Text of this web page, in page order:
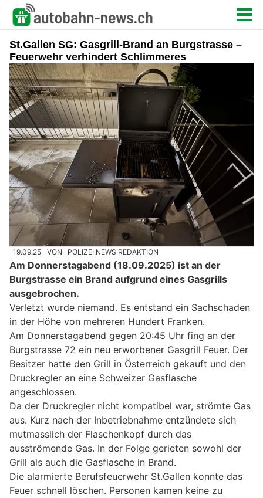
St.Gallen SG: Gasgrill-Brand an Burgstrasse –
Feuerwehr verhindert Schlimmeres
19.09.25 VON POLIZEI.NEWS REDAKTION
Am Donnerstagabend (18.09.2025) ist an der
Burgstrasse ein Brand aufgrund eines Gasgrills
ausgebrochen.
Verletzt wurde niemand. Es entstand ein Sachschaden
in der Höhe von mehreren Hundert Franken.
Am Donnerstagabend gegen 20:45 Uhr fing an der
Burgstrasse 72 ein neu erworbener Gasgrill Feuer. Der
Besitzer hatte den Grill in Österreich gekauft und den
Druckregler an eine Schweizer Gasflasche
angeschlossen.
Da der Druckregler nicht kompatibel war, strömte Gas
aus. Kurz nach der Inbetriebnahme entzündete sich
mutmasslich der Flaschenkopf durch das
ausströmende Gas. In der Folge gerieten sowohl der
Grill als auch die Gasflasche in Brand.
Die alarmierte Berufsfeuerwehr St.Gallen konnte das
Feuer schnell löschen. Personen kamen keine zu